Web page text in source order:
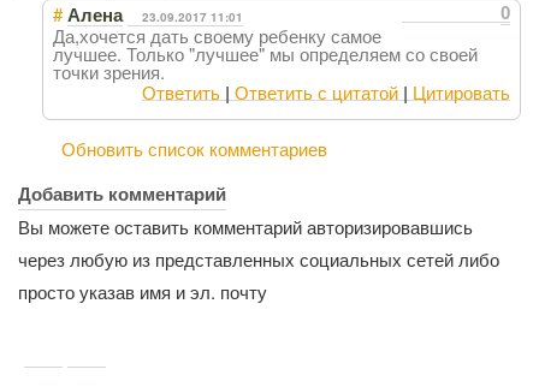
0
# Алена 23.09.2017 11:01
Да,хочется дать своему ребенку самое
лучшее. Только "лучшее" мы определяем со своей
точки зрения.
Ответить | Ответить с цитатой | Цитировать
Обновить список комментариев
Добавить комментарий
Вы можете оставить комментарий авторизировавшись
через любую из представленных социальных сетей либо
просто указав имя и эл. почту